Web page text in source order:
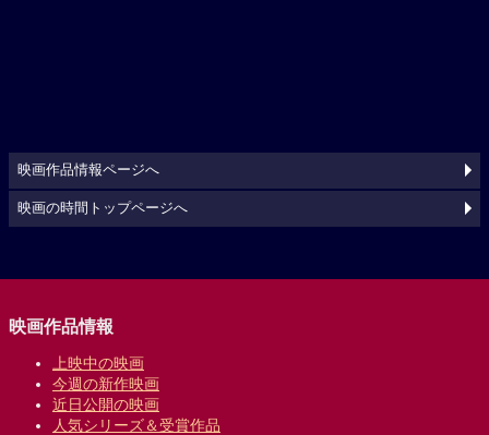
映画作品情報ページへ
映画の時間トップページへ
映画作品情報
上映中の映画
今週の新作映画
近日公開の映画
人気シリーズ＆受賞作品